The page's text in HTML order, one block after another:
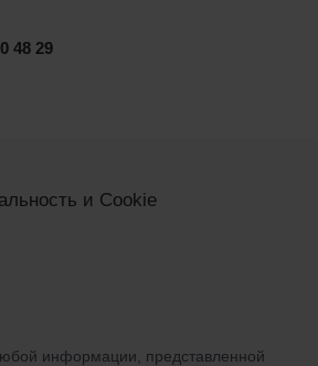
48 29
информации, представленной
и Cookie